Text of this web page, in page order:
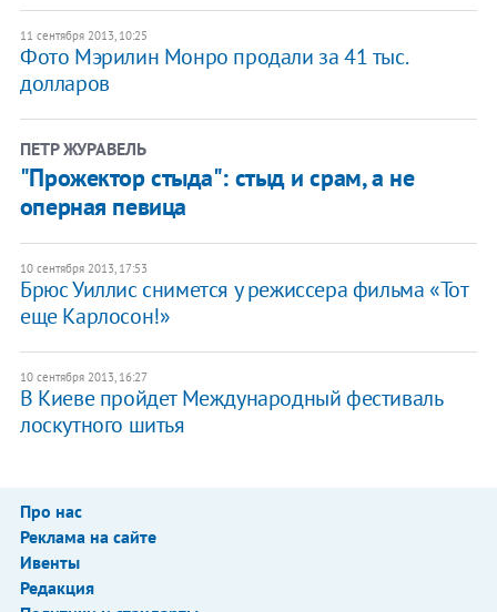
11 сентября 2013, 10:25
Фото Мэрилин Монро продали за 41 тыс.
долларов
ПЕТР ЖУРАВЕЛЬ
"Прожектор стыда": стыд и срам, а не
оперная певица
10 сентября 2013, 17:53
Брюс Уиллис снимется у режиссера фильма «Тот
еще Карлосон!»
10 сентября 2013, 16:27
В Киеве пройдет Международный фестиваль
лоскутного шитья
Про нас
Реклама на сайте
Ивенты
Редакция